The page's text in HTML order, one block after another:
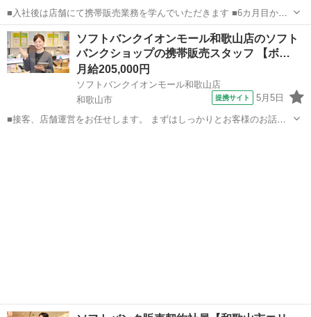
■入社後は店舗にて携帯販売業務を学んでいただきます ■6カ月目から
は副店長として店長の補佐として店舗運営を学んでいただきます ■1年
目からは店長として1店舗をお任せし店舗運営をお願いします ※能力
に応じて期間は異なります...
和歌山 和歌山市 その他
ソフトバンクイオンモール和歌山店のソフト
バンクショップの携帯販売スタッフ 【ボ…
月給205,000円
ソフトバンクイオンモール和歌山店
和歌山市
提携サイト 5月5日
■接客、店舗運営をお任せします。 まずはしっかりとお客様のお話を